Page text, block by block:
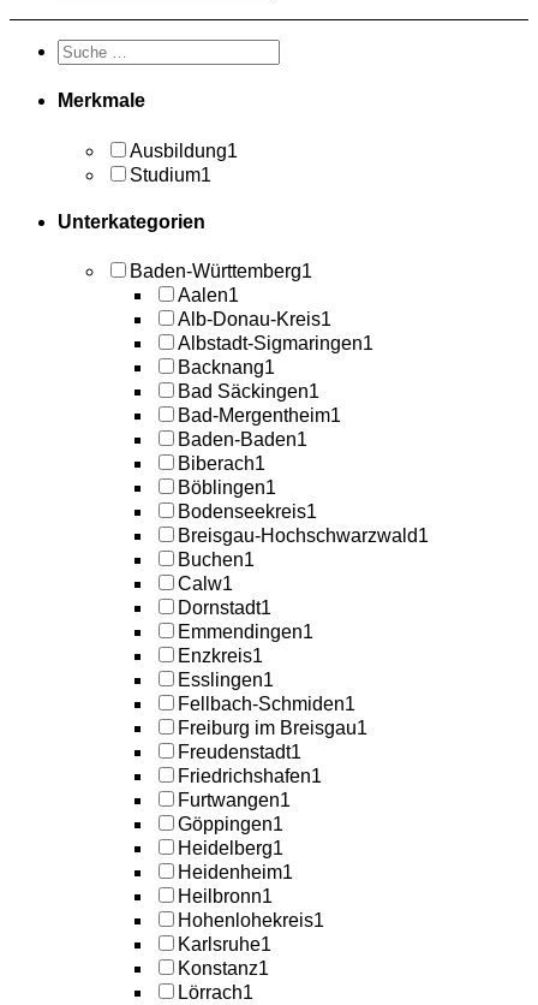
Merkmale
Ausbildung1
Studium1
Unterkategorien
Baden-Württemberg1
Aalen1
Alb-Donau-Kreis1
Albstadt-Sigmaringen1
Backnang1
Bad Säckingen1
Bad-Mergentheim1
Baden-Baden1
Biberach1
Böblingen1
Bodenseekreis1
Breisgau-Hochschwarzwald1
Buchen1
Calw1
Dornstadt1
Emmendingen1
Enzkreis1
Esslingen1
Fellbach-Schmiden1
Freiburg im Breisgau1
Freudenstadt1
Friedrichshafen1
Furtwangen1
Göppingen1
Heidelberg1
Heidenheim1
Heilbronn1
Hohenlohekreis1
Karlsruhe1
Konstanz1
Lörrach1